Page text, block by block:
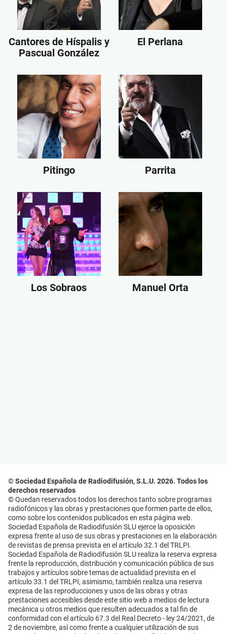
Cantores de Híspalis y
Pascual González
El Perlana
Pitingo Parrita
Los Sobraos Manuel Orta
© Sociedad Española de Radiodifusión, S.L.U. 2026. Todos los
derechos reservados
© Quedan reservados todos los derechos tanto sobre programas
radiofónicos y las obras y prestaciones que formen parte de ellos,
como sobre los contenidos publicados en esta página web.
Sociedad Española de Radiodifusión SLU ejerce la oposición
expresa frente al uso de sus obras y prestaciones en la elaboración
de revistas de prensa prevista en el artículo 32.1 del TRLPI.
Sociedad Española de Radiodifusión SLU realiza la reserva expresa
frente la reproducción, distribución y comunicación pública de sus
trabajos y artículos sobre temas de actualidad prevista en el
artículo 33.1 del TRLPI, asimismo, también realiza una reserva
expresa de las reproducciones y usos de las obras y otras
prestaciones accesibles desde este sitio web a medios de lectura
mecánica u otros medios que resulten adecuados a tal fin de
conformidad con el artículo 67.3 del Real Decreto - ley 24/2021, de
2 de noviembre, así como frente a cualquier utilización de sus